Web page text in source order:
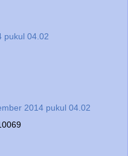
pukul 04.02
2014 pukul 04.02